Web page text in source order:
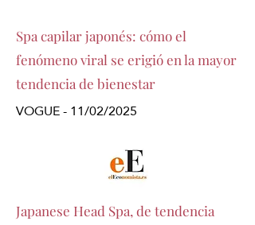
Spa capilar japonés: cómo el
fenómeno viral se erigió en la mayor
tendencia de bienestar
VOGUE - 11/02/2025
Japanese Head Spa, de tendencia